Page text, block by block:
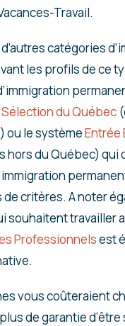
Travail.
catégories
les profils de ce
du Québec
ou le systèmeEntrée
hors du Québec) qui
critères. A noter
souhaitent travailler
Professionnelsest
vous coûteraient
de garantie